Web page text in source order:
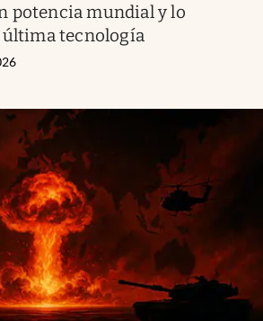
potencia mundial y lo
última tecnología